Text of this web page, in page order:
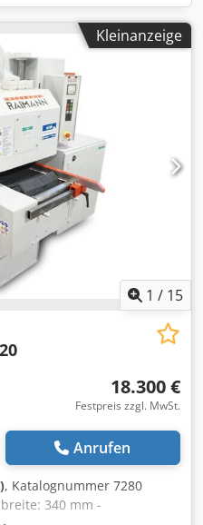
Kleinanzeige
1 / 15
18.300 €
Festpreis zzgl. MwSt.
Anrufen
, Katalognummer 7280
340 mm -